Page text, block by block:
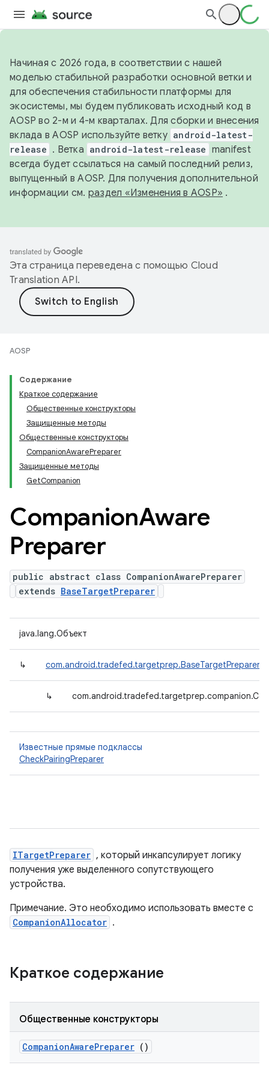
Начиная с 2026 года, в соответствии с нашей
моделью стабильной разработки основной ветки и
для обеспечения стабильности платформы для
экосистемы, мы будем публиковать исходный код в
AOSP во 2-м и 4-м кварталах. Для сборки и внесения
вклада в AOSP используйте ветку android-latest-
release . Ветка android-latest-release manifest
всегда будет ссылаться на самый последний релиз,
выпущенный в AOSP. Для получения дополнительной
информации см. раздел «Изменения в AOSP» .
Эта страница переведена с помощью Cloud
Translation API.
AOSP
Содержание
Краткое содержание
Общественные конструкторы
Защищенные методы
Общественные конструкторы
CompanionAwarePreparer
Защищенные методы
GetCompanion
CompanionAware
Preparer
public abstract class CompanionAwarePreparer
extends BaseTargetPreparer
java.lang.Объект
↳ com.android.tradefed.targetprep.BaseTargetPreparer
↳
Известные прямые подклассы
CheckPairingPreparer
ITargetPreparer , который инкапсулирует логику
получения уже выделенного сопутствующего
устройства.
Примечание. Это необходимо использовать вместе с
CompanionAllocator .
Краткое содержание
Общественные конструкторы
CompanionAwarePreparer ()